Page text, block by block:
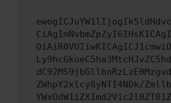
ZWhpY2xlcy8yNTI4NDk/